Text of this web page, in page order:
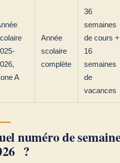
A
Année
scolaire
complète
36
semaines
de cours +
16
semaines
de
vacances
numéro de
?